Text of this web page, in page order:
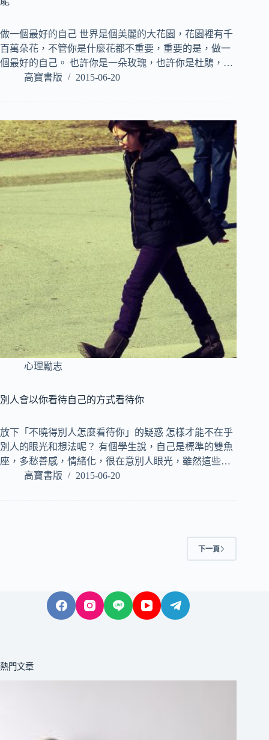
做一個最好的自己 世界是個美麗的大花園，花園裡有千
百萬朵花，不管你是什麼花都不重要，重要的是，做一
個最好的自己。 也許你是一朵玫瑰，也許你是杜鵑，…
高寶書版
2015-06-20
心理勵志
別人會以你看待自己的方式看待你
放下「不曉得別人怎麼看待你」的疑惑 怎樣才能不在乎
別人的眼光和想法呢？ 有個學生說，自己是標準的雙魚
座，多愁善感，情緒化，很在意別人眼光，雖然這些…
高寶書版
2015-06-20
下一頁
熱門文章